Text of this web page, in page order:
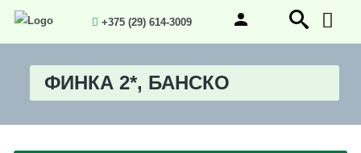
+375 (29) 614-3009
ФИНКА 2*, БАНСКО